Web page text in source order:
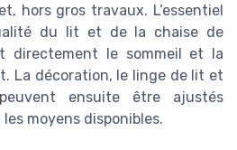
hors gros travaux. L’essentiel
du lit et de la chaise de
directement le sommeil et la
La décoration, le linge de lit et
ensuite être ajustés
moyens disponibles.